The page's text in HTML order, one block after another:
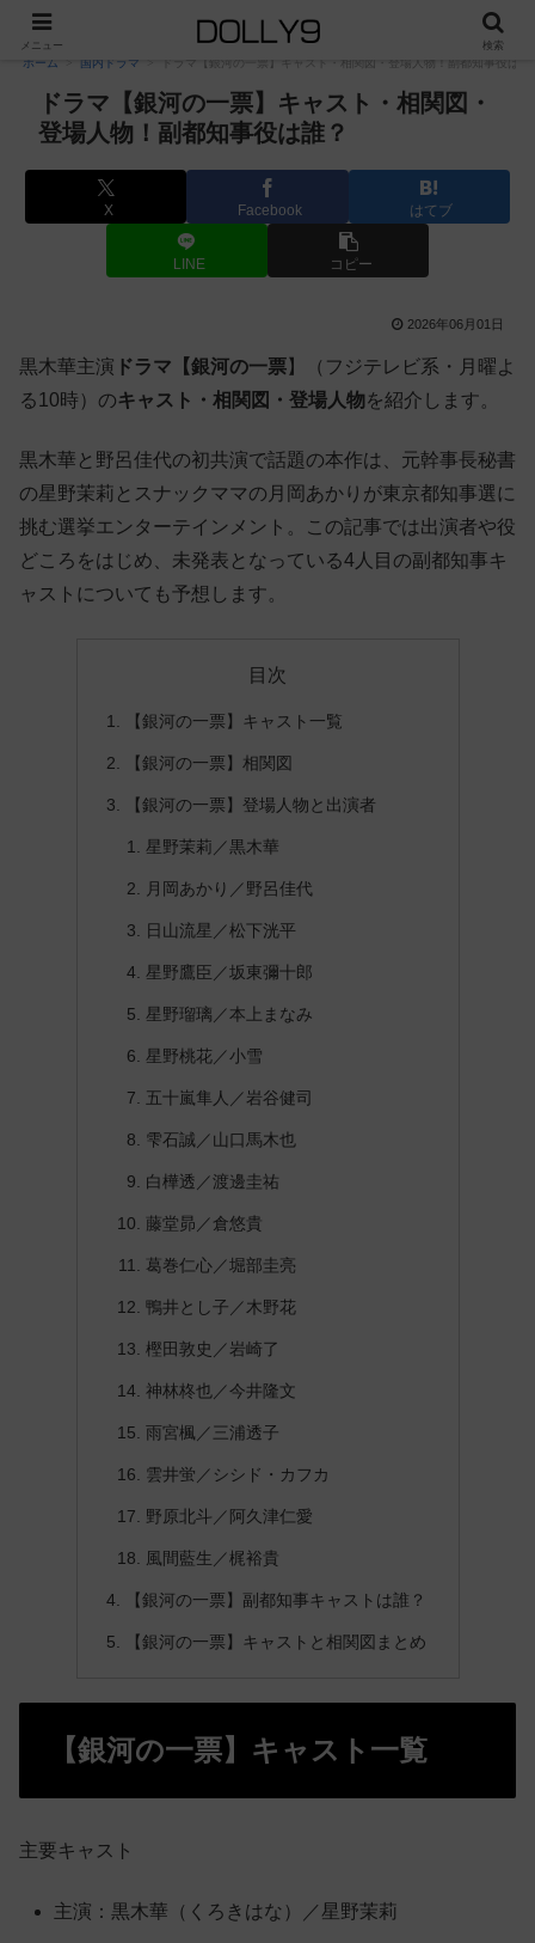
PR
ホーム 国内ドラマ ドラマ【銀河の一票】キャスト・相関図・登場人物！副都知事役は誰
ドラマ【銀河の一票】キャスト・相関図・
登場人物！副都知事役は誰？
X Facebook はてブ
LINE コピー
2026年06月01日
黒木華主演 ドラマ【銀河の一票】（フジテレビ系・月曜よ
る10時）のキャスト・相関図・登場人物を紹介します。
黒木華と野呂佳代の初共演で話題の本作は、元幹事長秘書
の星野茉莉とスナックママの月岡あかりが東京都知事選に
挑む選挙エンターテインメント。この記事では出演者や役
どころをはじめ、未発表となっている4人目の副都知事キ
ャストについても予想します。
目次
【銀河の一票】キャスト一覧
【銀河の一票】相関図
【銀河の一票】登場人物と出演者
星野茉莉／黒木華
月岡あかり／野呂佳代
日山流星／松下洸平
星野鷹臣／坂東彌十郎
星野瑠璃／本上まなみ
星野桃花／小雪
五十嵐隼人／岩谷健司
雫石誠／山口馬木也
白樺透／渡邊圭祐
藤堂昴／倉悠貴
葛巻仁心／堀部圭亮
鴨井とし子／木野花
樫田敦史／岩崎了
神林柊也／今井隆文
雨宮楓／三浦透子
雲井蛍／シシド・カフカ
野原北斗／阿久津仁愛
風間藍生／梶裕貴
【銀河の一票】副都知事キャストは誰？
【銀河の一票】キャストと相関図まとめ
【銀河の一票】キャスト一覧
主要キャスト
主演：黒木華（くろきはな）／星野茉莉
メニュー 検索